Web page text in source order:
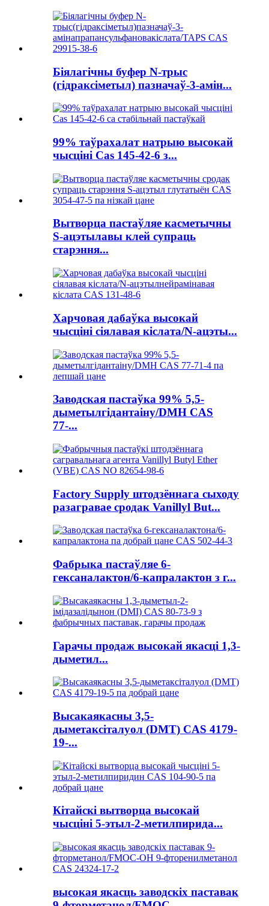
Біялагічны буфер N-трыс
(гідраксіметыл) пазначаў-3-амін...
99% таўрахалат натрыю высокай
чысціні Cas 145-42-6 з...
Вытворца пастаўляе касметычны
S-ацэтылавы клей супраць
старэння...
Харчовая дабаўка высокай
чысціні сіялавая кіслата/N-ацэты...
Заводская пастаўка 99% 5,5-
дыметылгідантаіну/DMH CAS
77-...
Factory Supply штодзённага сыходу
разагравае сродак Vanillyl But...
Фабрыка пастаўляе 6-
гексаналактон/6-капралактон з г...
Гарачы продаж высокай якасці 1,3-
дыметил...
Высакаякасны 3,5-
дыметаксіталуол (DMT) CAS 4179-
19-...
Кітайскі вытворца высокай
чысціні 5-этыл-2-метилпирида...
высокая якасць заводскіх паставак